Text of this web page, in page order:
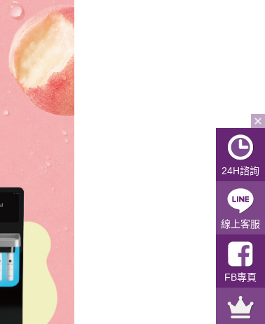
24H諮詢
線上客服
FB專頁